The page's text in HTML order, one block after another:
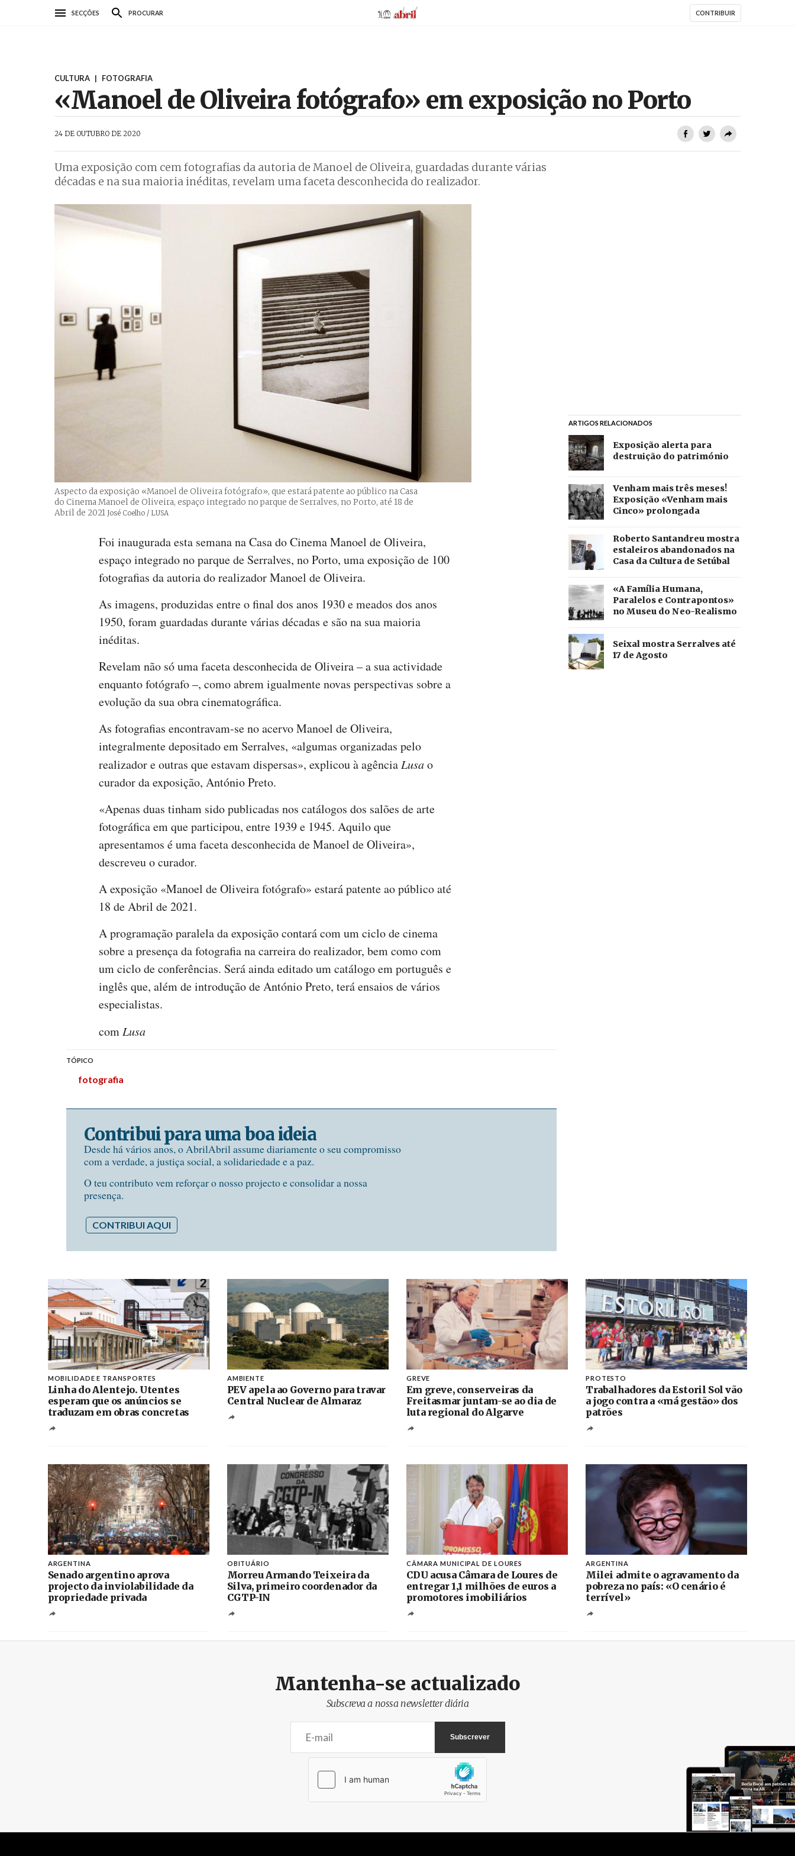
SECÇÕES PROCURAR AbrilAbril CONTRIBUIR
CULTURA | FOTOGRAFIA
«Manoel de Oliveira fotógrafo» em exposição no Porto
24 DE OUTUBRO DE 2020
Uma exposição com cem fotografias da autoria de Manoel de Oliveira, guardadas durante várias
décadas e na sua maioria inéditas, revelam uma faceta desconhecida do realizador.
Aspecto da exposição «Manoel de Oliveira fotógrafo», que estará patente ao público na Casa
do Cinema Manoel de Oliveira, espaço integrado no parque de Serralves, no Porto, até 18 de
Abril de 2021 Créditos
José Coelho / LUSA
Foi inaugurada esta semana na Casa do Cinema Manoel de Oliveira,
espaço integrado no parque de Serralves, no Porto, uma exposição de 100
fotografias da autoria do realizador Manoel de Oliveira.
As imagens, produzidas entre o final dos anos 1930 e meados dos anos
1950, foram guardadas durante várias décadas e são na sua maioria
inéditas.
Revelam não só uma faceta desconhecida de Oliveira – a sua actividade
enquanto fotógrafo –, como abrem igualmente novas perspectivas sobre a
evolução da sua obra cinematográfica.
As fotografias encontravam-se no acervo Manoel de Oliveira,
integralmente depositado em Serralves, «algumas organizadas pelo
realizador e outras que estavam dispersas», explicou à agênciaLusao
curador da exposição, António Preto.
«Apenas duas tinham sido publicadas nos catálogos dos salões de arte
fotográfica em que participou, entre 1939 e 1945. Aquilo que
apresentamos é uma faceta desconhecida de Manoel de Oliveira»,
descreveu o curador.
A exposição «Manoel de Oliveira fotógrafo» estará patente ao público até
18 de Abril de 2021.
A programação paralela da exposição contará com um ciclo de cinema
sobre a presença da fotografia na carreira do realizador, bem como com
um ciclo de conferências. Será ainda editado um catálogo em português e
inglês que, além de introdução de António Preto, terá ensaios de vários
especialistas.
comLusa
TÓPICO
fotografia
Contribui para uma boa ideia
Desde há vários anos, o AbrilAbril assume diariamente o seu compromisso
com a verdade, a justiça social, a solidariedade e a paz.
O teu contributo vem reforçar o nosso projecto e consolidar a nossa
presença.
CONTRIBUI AQUI
ARTIGOS RELACIONADOS
Exposição alerta para
destruição do património
Venham mais três meses!
Exposição «Venham mais
Cinco» prolongada
Roberto Santandreu mostra
estaleiros abandonados na
Casa da Cultura de Setúbal
«A Família Humana,
Paralelos e Contrapontos»
no Museu do Neo-Realismo
Seixal mostra Serralves até
17 de Agosto
MOBILIDADE E TRANSPORTES
Linha do Alentejo. Utentes
esperam que os anúncios se
traduzam em obras concretas
AMBIENTE
PEV apela ao Governo para travar
Central Nuclear de Almaraz
GREVE
Em greve, conserveiras da
Freitasmar juntam-se ao dia de
luta regional do Algarve
PROTESTO
Trabalhadores da Estoril Sol vão
a jogo contra a «má gestão» dos
patrões
ARGENTINA
Senado argentino aprova
projecto da inviolabilidade da
propriedade privada
OBITUÁRIO
Morreu Armando Teixeira da
Silva, primeiro coordenador da
CGTP-IN
CÂMARA MUNICIPAL DE LOURES
CDU acusa Câmara de Loures de
entregar 1,1 milhões de euros a
promotores imobiliários
ARGENTINA
Milei admite o agravamento da
pobreza no país: «O cenário é
terrível»
Mantenha-se actualizado
Subscreva a nossa newsletter diária